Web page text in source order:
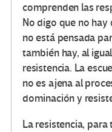
comprenden las
No digo que no hay
no está pensada
también hay, al
resistencia. La
no es ajena al
dominación y
La resistencia,